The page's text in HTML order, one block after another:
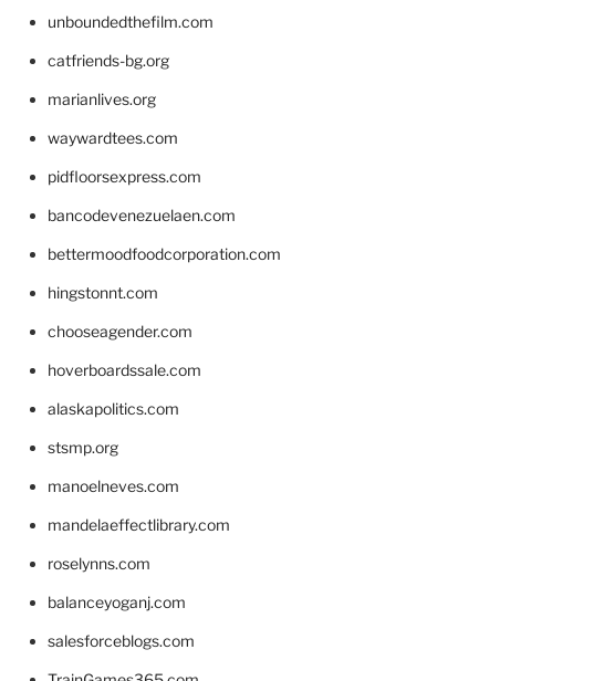
unboundedthefilm.com
catfriends-bg.org
marianlives.org
waywardtees.com
pidfloorsexpress.com
bancodevenezuelaen.com
bettermoodfoodcorporation.com
hingstonnt.com
chooseagender.com
hoverboardssale.com
alaskapolitics.com
stsmp.org
manoelneves.com
mandelaeffectlibrary.com
roselynns.com
balanceyoganj.com
salesforceblogs.com